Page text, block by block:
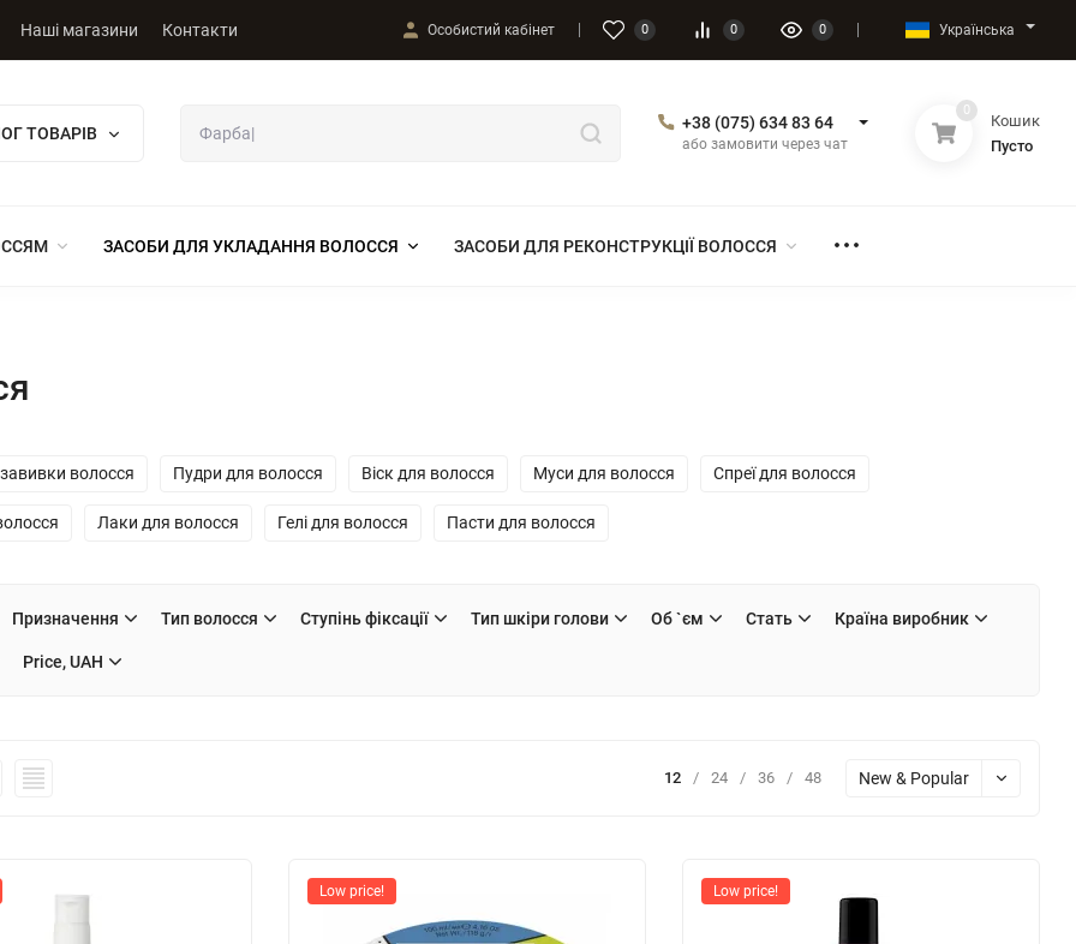
Наші магазини Контакти Особистий кабінет 0 0 0 Українська
ТОВАРІВ
+38 (075) 634 83 64
або замовити через чат
0
Кошик
Пусто
ЗАСОБИ ДЛЯ УКЛАДАННЯ ВОЛОССЯ ЗАСОБИ ДЛЯ РЕКОНСТРУКЦІЇ ВОЛОССЯ
волосся Пудри для волосся Віск для волосся Муси для волосся Спреї для волосся
Лаки для волосся Гелі для волосся Пасти для волосся
Призначення Тип волосся Ступінь фіксації Тип шкіри голови Об `єм Стать Країна виробник
Price, UAH
12 / 24 / 36 / 48 New & Popular
Low price! Low price!